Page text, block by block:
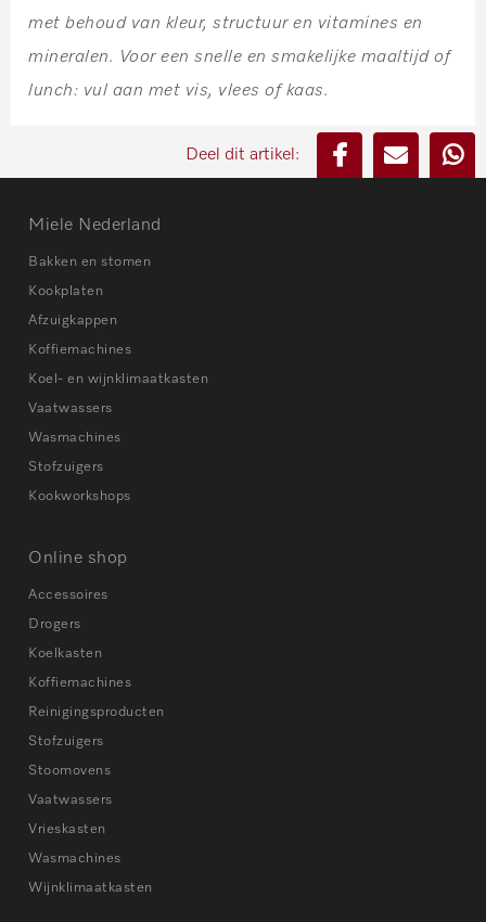
met behoud van kleur, structuur en vitamines en
mineralen. Voor een snelle en smakelijke maaltijd of
lunch: vul aan met vis, vlees of kaas.
Deel dit artikel:
Miele Nederland
Bakken en stomen
Kookplaten
Afzuigkappen
Koffiemachines
Koel- en wijnklimaatkasten
Vaatwassers
Wasmachines
Stofzuigers
Kookworkshops
Online shop
Accessoires
Drogers
Koelkasten
Koffiemachines
Reinigingsproducten
Stofzuigers
Stoomovens
Vaatwassers
Vrieskasten
Wasmachines
Wijnklimaatkasten